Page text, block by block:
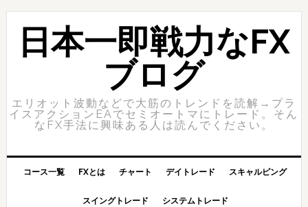
Skip
primary
navigation
Skip
content日本一即戦力なFX
ブログ
エリオット波動などで大筋のトレンドを読解→プラ
イスアクションEAでセミオートマにトレード。そん
なFX手法に興味ある人は読んでください。
コース一覧 FXとは チャート デイトレード スキャルピング
スイングトレード システムトレード